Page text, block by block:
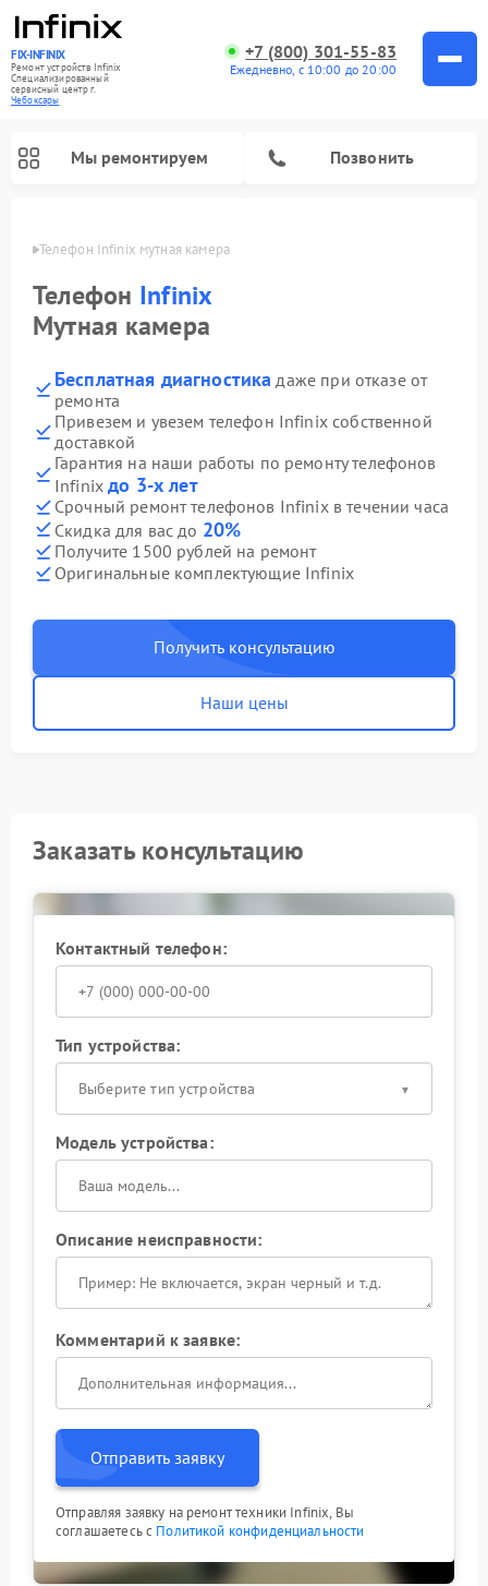
FIX-INFINIX
Ремонт устройств Infinix
Специализированный
cервисный центр г.
Чебоксары
+7 (800) 301-55-83
Ежедневно, с 10:00 до 20:00
Мы ремонтируем Позвонить
Телефон Infinix мутная камера
Телефон Infinix
Мутная камера
Бесплатная диагностика даже при отказе от
ремонта
Привезем и увезем телефон Infinix собственной
доставкой
Гарантия на наши работы по ремонту телефонов
Infinixдо 3-х лет
Срочный ремонт телефонов Infinix в течении часа
Скидка для вас до 20%
Получите 1500 рублей на ремонт
Оригинальные комплектующие Infinix
Получить консультацию
Наши цены
Заказать консультацию
Контактный телефон:
Тип устройства:
Выберите тип устройства
Модель устройства:
Описание неисправности:
Комментарий к заявке:
Отправить заявку
Отправляя заявку на ремонт техники Infinix, Вы
соглашаетесь с Политикой конфиденциальности